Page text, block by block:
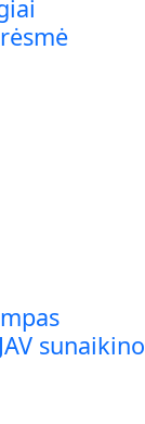
sunaikino